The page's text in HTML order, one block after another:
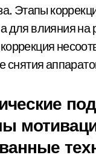
Этапы
для влияния на
снятия